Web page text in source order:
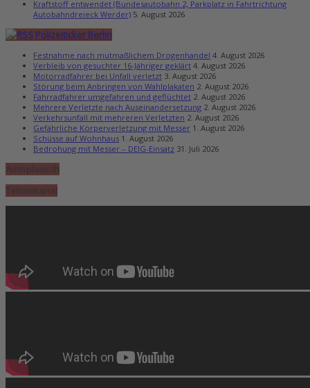
Kraftstoff entwendet (Bundesautobahn 2, Parkplatz in Fahrtrichtung
Autobahndreieck Werder) 5. August 2026
Polizeiticker Berlin
Festnahme nach mutmaßlichem Drogenhandel 4. August 2026
Verbleib von gesuchter 16-Jähriger geklärt 4. August 2026
Motorradfahrer bei Unfall verletzt 3. August 2026
Störung beim Anbringen von Wahlplakaten 2. August 2026
Fahrradfahrer umgefahren und geflüchtet 2. August 2026
Mehrere Verletzte nach Auseinandersetzung 2. August 2026
Verkehrsunfall mit mehreren Verletzten 2. August 2026
Gefährliche Körperverletzung mit Messer 1. August 2026
Schüsse auf Wohnhaus 1. August 2026
Bedrohung mit Messer – DEIG-Einsatz 31. Juli 2026
Amtsplausch
TeltowKanal